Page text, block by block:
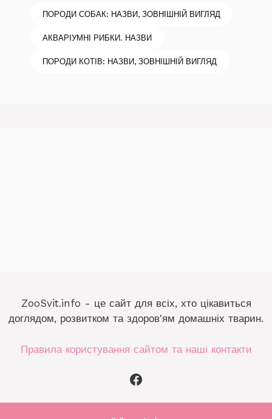
ПОРОДИ СОБАК: НАЗВИ, ЗОВНІШНІЙ ВИГЛЯД
АКВАРІУМНІ РИБКИ. НАЗВИ
ПОРОДИ КОТІВ: НАЗВИ, ЗОВНІШНІЙ ВИГЛЯД
ZooSvit.info - це сайт для всіх, хто цікавиться
доглядом, розвитком та здоров'ям домашніх тварин.
Правила користування сайтом та наші контакти
Facebook